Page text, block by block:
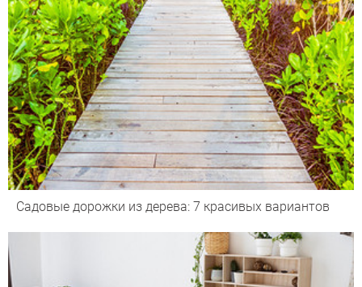
Садовые дорожки из дерева: 7 красивых вариантов